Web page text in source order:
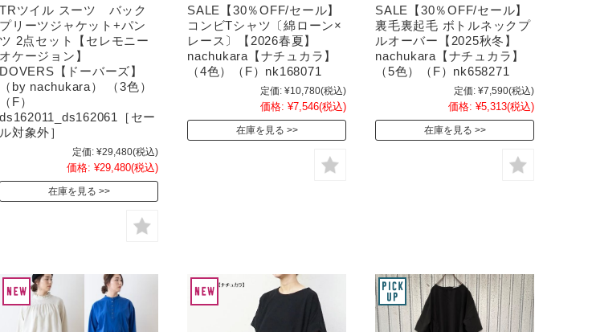
TRツイル スーツ バック
プリーツジャケット+パン
ツ 2点セット【セレモニー
オケージョン】
DOVERS【ドーバーズ】
（by nachukara） （3色）
（F）
ds162011_ds162061［セー
ル対象外］
定価: ¥29,480(税込)
価格: ¥29,480(税込)
在庫を見る
SALE【30％OFF/セール】
コンビTシャツ〔綿ローン×
レース〕【2026春夏】
nachukara【ナチュカラ】
（4色）（F）nk168071
定価: ¥10,780(税込)
価格: ¥7,546(税込)
在庫を見る
SALE【30％OFF/セール】
裏毛裏起毛 ボトルネックプ
ルオーバー【2025秋冬】
nachukara【ナチュカラ】
（5色）（F）nk658271
定価: ¥7,590(税込)
価格: ¥5,313(税込)
在庫を見る